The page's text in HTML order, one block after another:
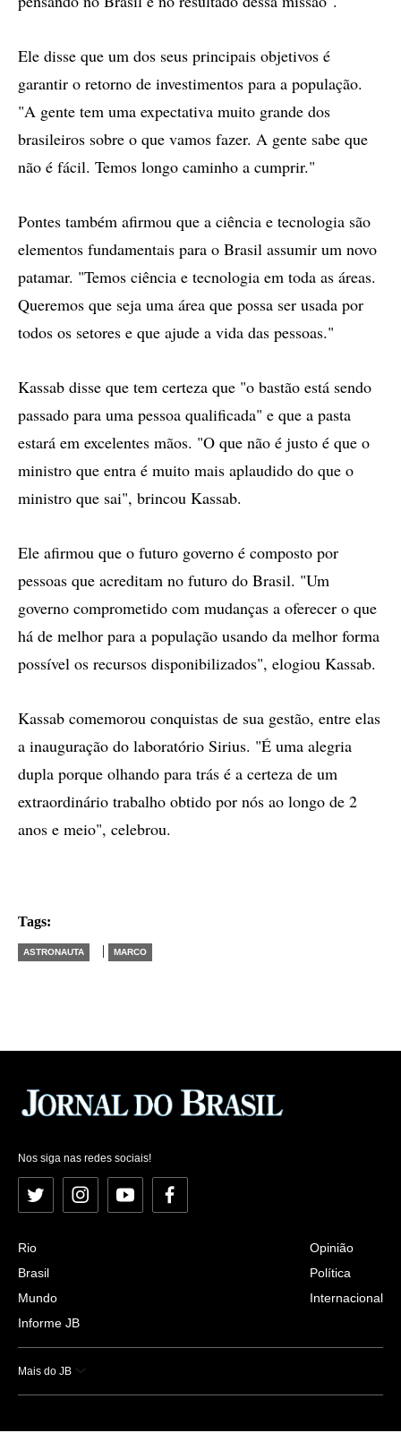
Ele disse que um dos seus principais objetivos é
garantir o retorno de investimentos para a população.
"A gente tem uma expectativa muito grande dos
brasileiros sobre o que vamos fazer. A gente sabe que
não é fácil. Temos longo caminho a cumprir."
Pontes também afirmou que a ciência e tecnologia são
elementos fundamentais para o Brasil assumir um novo
patamar. "Temos ciência e tecnologia em toda as áreas.
Queremos que seja uma área que possa ser usada por
todos os setores e que ajude a vida das pessoas."
Kassab disse que tem certeza que "o bastão está sendo
passado para uma pessoa qualificada" e que a pasta
estará em excelentes mãos. "O que não é justo é que o
ministro que entra é muito mais aplaudido do que o
ministro que sai", brincou Kassab.
Ele afirmou que o futuro governo é composto por
pessoas que acreditam no futuro do Brasil. "Um
governo comprometido com mudanças a oferecer o que
há de melhor para a população usando da melhor forma
possível os recursos disponibilizados", elogiou Kassab.
Kassab comemorou conquistas de sua gestão, entre elas
a inauguração do laboratório Sirius. "É uma alegria
dupla porque olhando para trás é a certeza de um
extraordinário trabalho obtido por nós ao longo de 2
anos e meio", celebrou.
Tags:
ASTRONAUTA | MARCO
Nos siga nas redes sociais!
Twitter InstagramYouTubeFacebook
Rio
Brasil
Mundo
Informe JB
Opinião
Política
Internacional
Mais do JB
Esportes